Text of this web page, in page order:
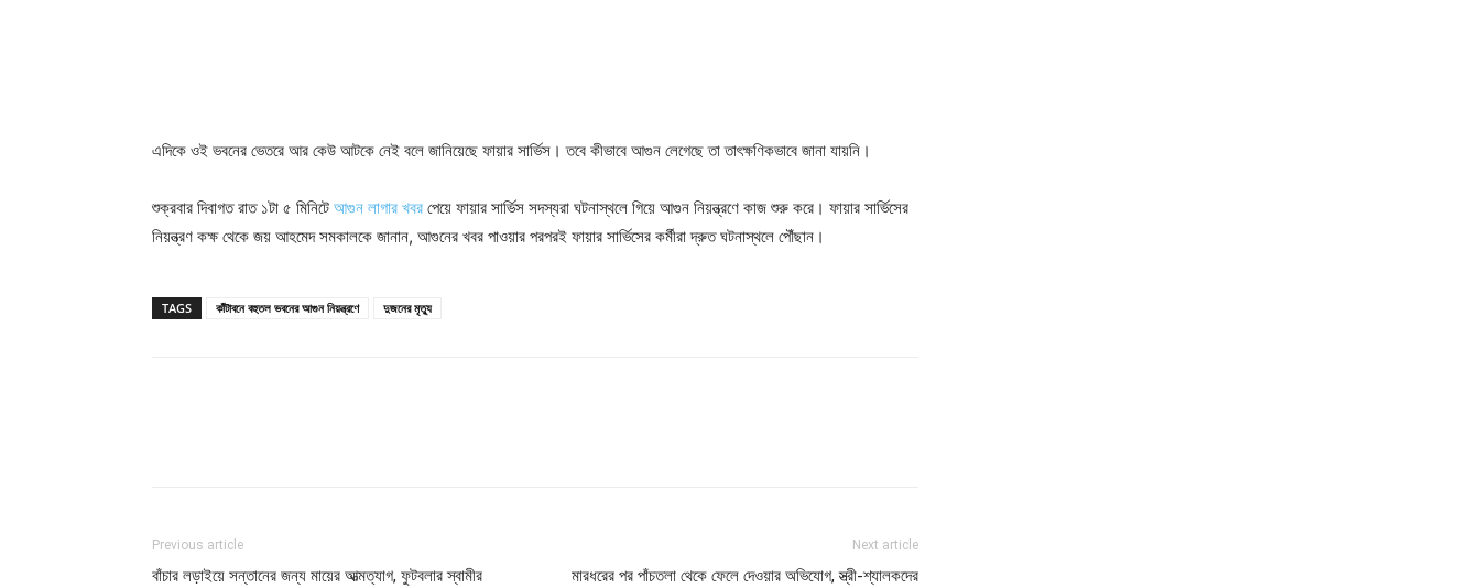
এদিকে ওই ভবনের ভেতরে আর কেউ আটকে নেই বলে জানিয়েছে ফায়ার সার্ভিস। তবে কীভাবে আগুন লেগেছে তা তাৎক্ষণিকভাবে জানা যায়নি।
শুক্রবার দিবাগত রাত ১টা ৫ মিনিটে আগুন লাগার খবর পেয়ে ফায়ার সার্ভিস সদস্যরা ঘটনাস্থলে গিয়ে আগুন নিয়ন্ত্রণে কাজ শুরু করে। ফায়ার সার্ভিসের
নিয়ন্ত্রণ কক্ষ থেকে জয় আহমেদ সমকালকে জানান, আগুনের খবর পাওয়ার পরপরই ফায়ার সার্ভিসের কর্মীরা দ্রুত ঘটনাস্থলে পৌঁছান।
TAGS কাঁটাবনে বহুতল ভবনের আগুন নিয়ন্ত্রণে দুজনের মৃত্যু
Previous article
বাঁচার লড়াইয়ে সন্তানের জন্য মায়ের আত্মত্যাগ, ফুটবলার স্বামীর
Next article
মারধরের পর পাঁচতলা থেকে ফেলে দেওয়ার অভিযোগ, স্ত্রী-শ্যালকদের